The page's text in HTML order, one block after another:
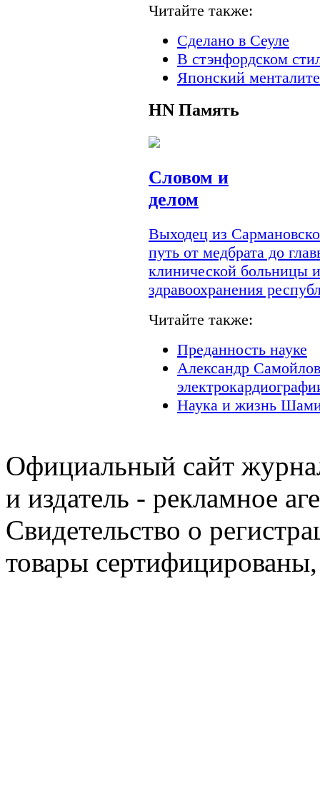
Читайте также:
Сделано в Сеуле
В стэнфордском
Японский
HN Память
Словом и
делом
Выходец из
путь от медбрата до
клинической больницы
здравоохранения
Читайте также:
Преданность науке
Александр
Наука и жизнь
Официальный сайт
и издатель - рекламное
Свидетельство о
товары